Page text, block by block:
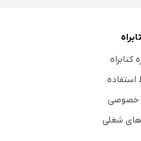
کتابراه
استفاده
خصوصی
شغلی